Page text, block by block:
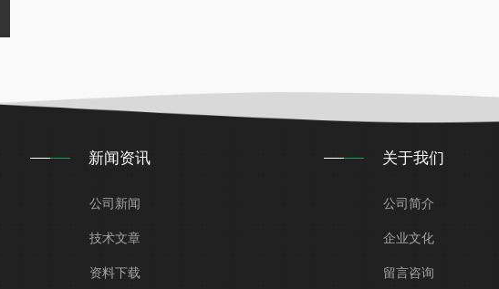
新闻资讯
公司新闻
技术文章
资料下载
关于我们
公司简介
企业文化
留言咨询